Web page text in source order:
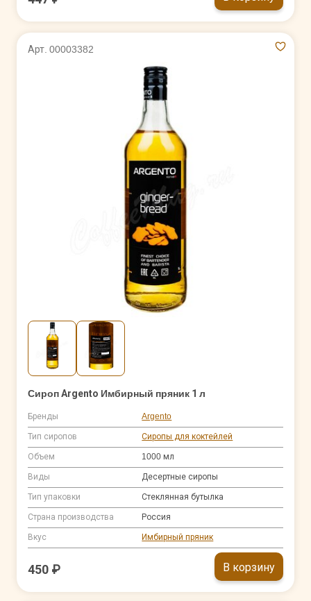
Арт. 00003382
Сироп Argento Имбирный пряник 1 л
Бренды Argento
Тип сиропов Сиропы для коктейлей
Объем 1000 мл
Виды Десертные сиропы
Тип упаковки Стеклянная бутылка
Страна производства Россия
Вкус Имбирный пряник
450 ₽ В корзину